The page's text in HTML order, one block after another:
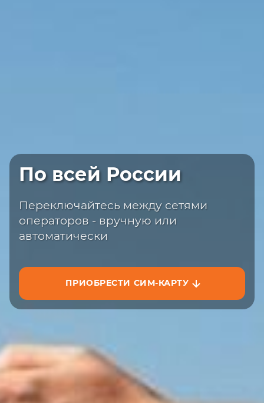
По всей России
Переключайтесь между сетями
операторов - вручную или
автоматически
ПРИОБРЕСТИ СИМ-КАРТУ
Быстрая доставка
сайте или на маркетплейсах
ЗАКАЗАТЬ НА САЙТЕ